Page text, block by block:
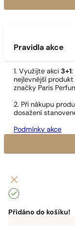
Pravidla akce
1. Využijte akci 3+1:
nejlevnější
značky Paris
2. Při nákupu
dosažení
Podmínky akce
Přidáno do košíku!